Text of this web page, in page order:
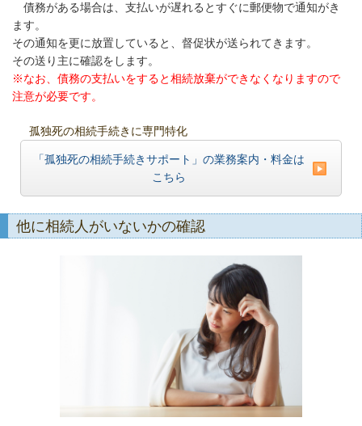
債務がある場合は、支払いが遅れるとすぐに郵便物で通知がき
ます。
その通知を更に放置していると、督促状が送られてきます。
その送り主に確認をします。
※なお、債務の支払いをすると相続放棄ができなくなりますので
注意が必要です。
孤独死の相続手続きに専門特化
「孤独死の相続手続きサポート」の業務案内・料金は
こちら
他に相続人がいないかの確認